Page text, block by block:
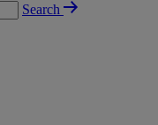
Search